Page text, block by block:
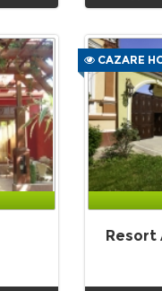
CAZARE
Resort